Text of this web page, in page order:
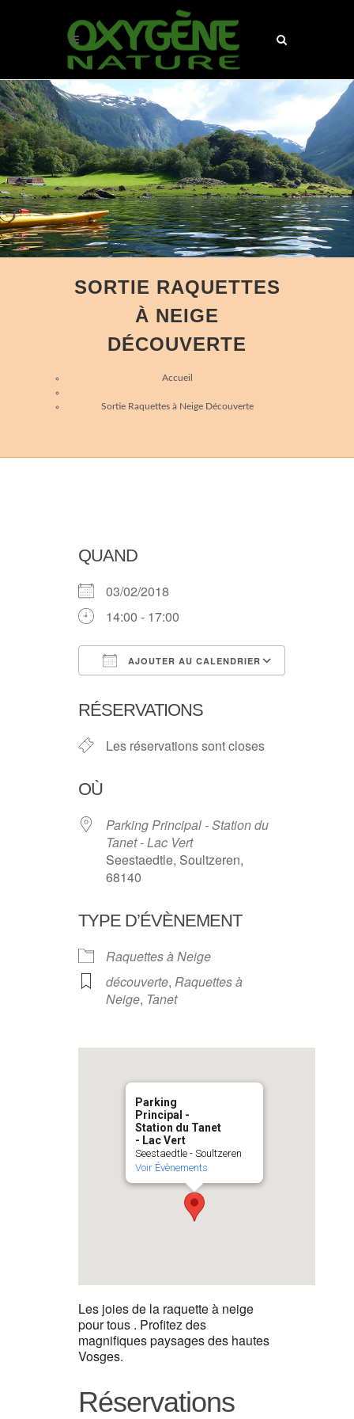
SORTIE RAQUETTES
À NEIGE
DÉCOUVERTE
Accueil
Sortie Raquettes à Neige Découverte
QUAND
03/02/2018
14:00 - 17:00
AJOUTER AU CALENDRIER
RÉSERVATIONS
Les réservations sont closes
OÙ
Parking Principal - Station du
Tanet - Lac Vert
Seestaedtle, Soultzeren,
68140
TYPE D’ÉVÈNEMENT
Raquettes à Neige
découverte, Raquettes à
Neige, Tanet
Parking
Principal -
Station du Tanet
- Lac Vert
Seestaedtle - Soultzeren
Voir Évènements
Les joies de la raquette à neige
pour tous . Profitez des
magnifiques paysages des hautes
Vosges.
Réservations